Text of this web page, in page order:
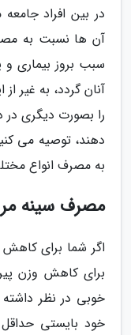
در بین افراد
آن ها نسبت به
سبب بروز بیماری
آنان گردد، به غیر
را بصورت دیگری
دهند، توصیه می
به مصرف انواع
مصرف سینه
اگر شما برای
برای کاهش وزن
خوبی در نظر داشته